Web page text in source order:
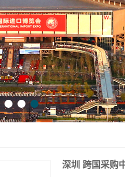
深圳 跨国采购